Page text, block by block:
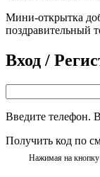
Мини-открытка
поздравительный
Вход /
Введите телефон.
Получить код по
Нажимая на кнопку